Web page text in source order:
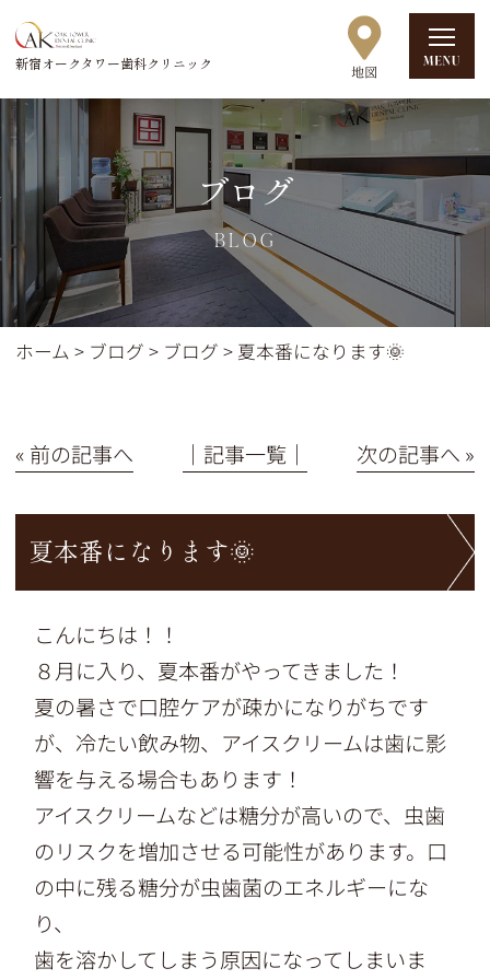
新宿オークタワー歯科クリニック
ブログ
BLOG
ホーム > ブログ > ブログ > 夏本番になります🌞
« 前の記事へ │記事一覧│ 次の記事へ »
夏本番になります🌞
こんにちは！！
８月に入り、夏本番がやってきました！
夏の暑さで口腔ケアが疎かになりがちです
が、冷たい飲み物、アイスクリームは歯に影
響を与える場合もあります！
アイスクリームなどは糖分が高いので、虫歯
のリスクを増加させる可能性があります。口
の中に残る糖分が虫歯菌のエネルギーにな
り、
歯を溶かしてしまう原因になってしまいま